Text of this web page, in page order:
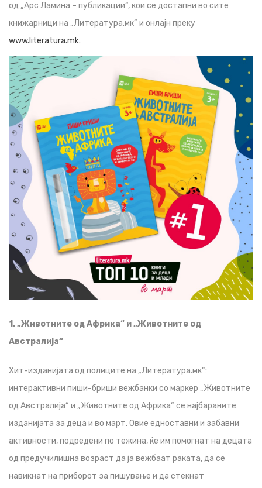
од „Арс Ламина – публикации“, кои се достапни во сите
книжарници на „Литература.мк“ и онлајн преку
www.literatura.mk.
1. „Животните од Африка“ и „Животните од
Австралија“
Хит-изданијата од полиците на „Литература.мк“:
интерактивни пиши-бриши вежбанки со маркер „Животните
од Австралија“ и „Животните од Африка“ се најбараните
изданијата за деца и во март. Овие едноставни и забавни
активности, подредени по тежина, ќе им помогнат на децата
од предучилишна возраст да ја вежбаат раката, да се
навикнат на приборот за пишување и да стекнат